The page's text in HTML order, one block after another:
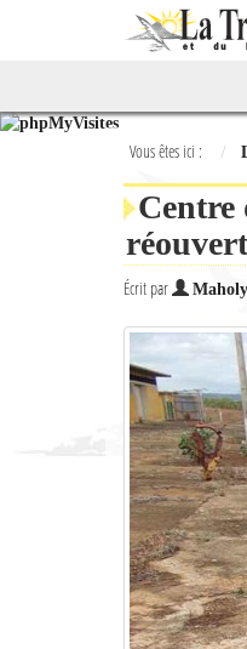
Vous êtes ici :
Centre
Écrit par Maholy